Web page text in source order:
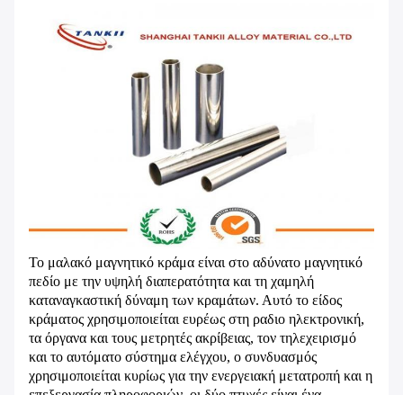
Το μαλακό μαγνητικό κράμα είναι στο αδύνατο μαγνητικό
πεδίο με την υψηλή διαπερατότητα και τη χαμηλή
καταναγκαστική δύναμη των κραμάτων. Αυτό το είδος
κράματος χρησιμοποιείται ευρέως στη ραδιο ηλεκτρονική,
τα όργανα και τους μετρητές ακρίβειας, τον τηλεχειρισμό
και το αυτόματο σύστημα ελέγχου, ο συνδυασμός
χρησιμοποιείται κυρίως για την ενεργειακή μετατροπή και η